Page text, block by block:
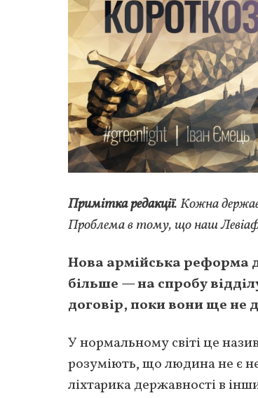
Примітка редакції. Кожна
Проблема в тому, що наш
Нова армійська реформа
більше — на спробу
договір, поки вони ще не
У нормальному світі це
розуміють, що людина не є
ліхтарика державності в